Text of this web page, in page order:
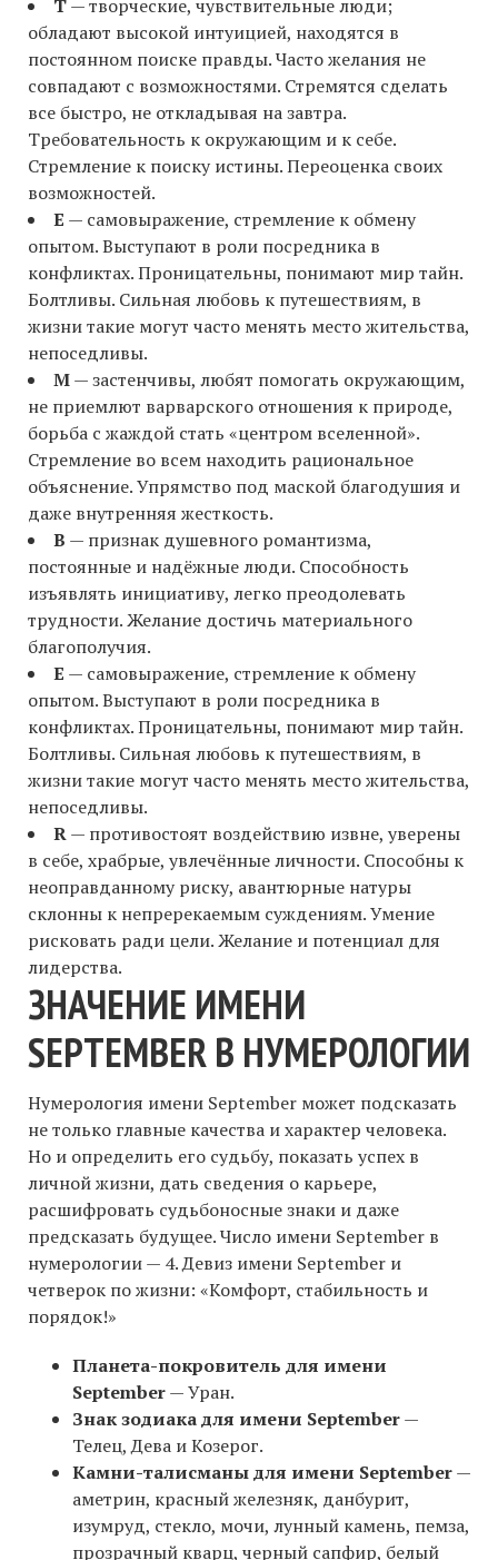
T— творческие, чувствительные люди;
обладают высокой интуицией, находятся в
постоянном поиске правды. Часто желания не
совпадают с возможностями. Стремятся сделать
все быстро, не откладывая на завтра.
Требовательность к окружающим и к себе.
Стремление к поиску истины. Переоценка своих
возможностей.
E — самовыражение, стремление к обмену
опытом. Выступают в роли посредника в
конфликтах. Проницательны, понимают мир тайн.
Болтливы. Сильная любовь к путешествиям, в
жизни такие могут часто менять место жительства,
непоседливы.
M— застенчивы, любят помогать окружающим,
не приемлют варварского отношения к природе,
борьба с жаждой стать «центром вселенной».
Стремление во всем находить рациональное
объяснение. Упрямство под маской благодушия и
даже внутренняя жесткость.
B — признак душевного романтизма,
постоянные и надёжные люди. Способность
изъявлять инициативу, легко преодолевать
трудности. Желание достичь материального
благополучия.
E — самовыражение, стремление к обмену
опытом. Выступают в роли посредника в
конфликтах. Проницательны, понимают мир тайн.
Болтливы. Сильная любовь к путешествиям, в
жизни такие могут часто менять место жительства,
непоседливы.
R— противостоят воздействию извне, уверены
в себе, храбрые, увлечённые личности. Способны к
неоправданному риску, авантюрные натуры
склонны к непререкаемым суждениям. Умение
рисковать ради цели. Желание и потенциал для
лидерства.
ЗНАЧЕНИЕ ИМЕНИ
SEPTEMBER В НУМЕРОЛОГИИ
Нумерология имени September может подсказать
не только главные качества и характер человека.
Но и определить его судьбу, показать успех в
личной жизни, дать сведения о карьере,
расшифровать судьбоносные знаки и даже
предсказать будущее. Число имени September в
нумерологии — 4. Девиз имени September и
четверок по жизни: «Комфорт, стабильность и
порядок!»
Планета-покровитель для имени
September— Уран.
Знак зодиака для имени September—
Телец, Дева и Козерог.
Камни-талисманы для имени September—
аметрин, красный железняк, данбурит,
изумруд, стекло, мочи, лунный камень, пемза,
прозрачный кварц, черный сапфир, белый